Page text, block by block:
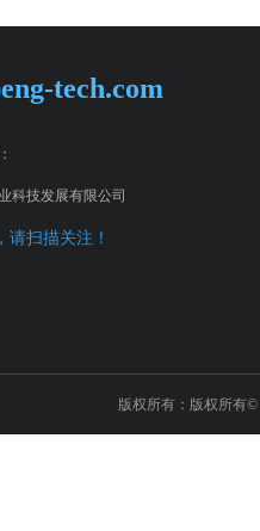
tech.com
科技发展有限公司
请扫描关注！
版权所有：版权所有